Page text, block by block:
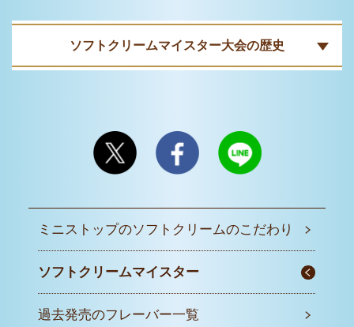
ソフトクリームマイスター大会の歴史
ミニストップのソフトクリームのこだわり
ソフトクリームマイスター
過去発売のフレーバー一覧